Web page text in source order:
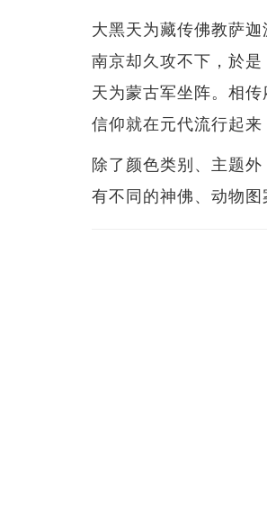
大黑天为藏传佛教萨
南京却久攻不下，於
天为蒙古军坐阵。相
信仰就在元代流行起来
除了颜色类别、主题
有不同的神佛、动物